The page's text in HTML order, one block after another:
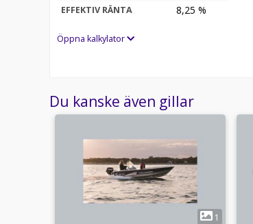
EFFEKTIV RÄNTA 8,25 %
Öppna kalkylator
Du kanske även gillar
1